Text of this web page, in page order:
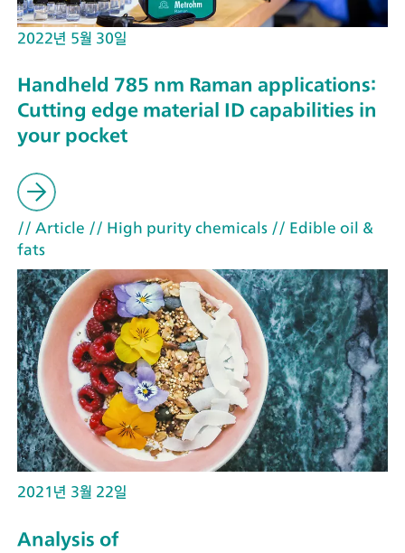
2022년 5월 30일
Handheld 785 nm Raman applications:
Cutting edge material ID capabilities in
your pocket
// Article // High purity chemicals // Edible oil &
fats
2021년 3월 22일
Analysis of